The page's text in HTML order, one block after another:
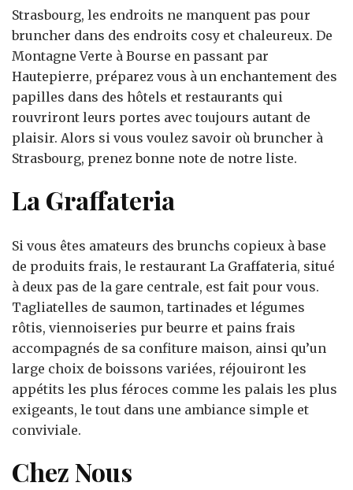
à
Strasbourg
?
Strasbourg, les endroits ne manquent pas pour
bruncher dans des endroits cosy et chaleureux. De
Montagne Verte à Bourse en passant par
Hautepierre, préparez vous à un enchantement des
papilles dans des hôtels et restaurants qui
rouvriront leurs portes avec toujours autant de
plaisir. Alors si vous voulez savoir où bruncher à
Strasbourg, prenez bonne note de notre liste.
La Graffateria
Si vous êtes amateurs des brunchs copieux à base
de produits frais, le restaurant La Graffateria, situé
à deux pas de la gare centrale, est fait pour vous.
Tagliatelles de saumon, tartinades et légumes
rôtis, viennoiseries pur beurre et pains frais
accompagnés de sa confiture maison, ainsi qu’un
large choix de boissons variées, réjouiront les
appétits les plus féroces comme les palais les plus
exigeants, le tout dans une ambiance simple et
conviviale.
Chez Nous